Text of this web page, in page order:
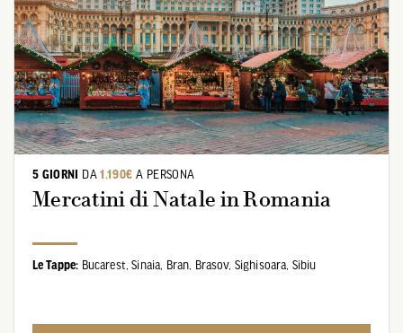
5 GIORNI DA1.190€ A PERSONA
Mercatini di Natale in Romania
Le Tappe: Bucarest, Sinaia, Bran, Brasov, Sighisoara, Sibiu